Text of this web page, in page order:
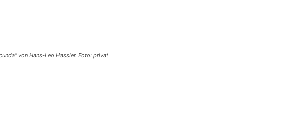
von Hans-Leo Hassler. Foto: privat